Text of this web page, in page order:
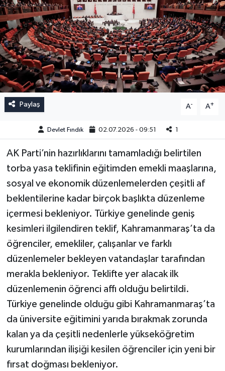
Paylaş A- A+
Devlet Fındık 02.07.2026 - 09:51 1
AK Parti’nin hazırlıklarını tamamladığı belirtilen
torba yasa teklifinin eğitimden emekli maaşlarına,
sosyal ve ekonomik düzenlemelerden çeşitli af
beklentilerine kadar birçok başlıkta düzenleme
içermesi bekleniyor. Türkiye genelinde geniş
kesimleri ilgilendiren teklif, Kahramanmaraş’ta da
öğrenciler, emekliler, çalışanlar ve farklı
düzenlemeler bekleyen vatandaşlar tarafından
merakla bekleniyor. Teklifte yer alacak ilk
düzenlemenin öğrenci affı olduğu belirtildi.
Türkiye genelinde olduğu gibi Kahramanmaraş’ta
da üniversite eğitimini yarıda bırakmak zorunda
kalan ya da çeşitli nedenlerle yükseköğretim
kurumlarından ilişiği kesilen öğrenciler için yeni bir
fırsat doğması bekleniyor.